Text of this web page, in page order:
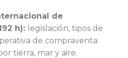
de
h): legislación, tipos de
de compraventa
tierra, mar y aire.